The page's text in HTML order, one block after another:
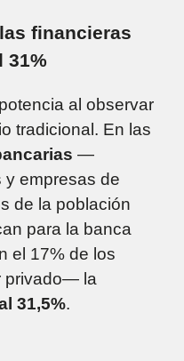
financieras
31%
al observar
tradicional. En las
—
y empresas de
de la población
para la banca
el 17% de los
privado— la
31,5%.